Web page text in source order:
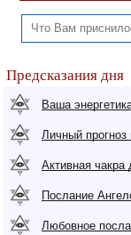
Предсказания дня
Ваша
Личный прогноз
Активная чакра
Послание
Любовное